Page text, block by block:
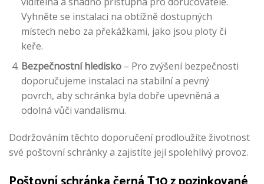
Vyhněte se instalaci na obtížně dostupných
místech nebo za překážkami, jako jsou ploty či
keře.
Bezpečnostní hledisko– Pro zvýšení bezpečnosti
doporučujeme instalaci na stabilní a pevný
povrch, aby schránka byla dobře upevněná a
odolná vůči vandalismu.
Dodržováním těchto doporučení prodloužíte životnost
své poštovní schránky a zajistíte její spolehlivý provoz.